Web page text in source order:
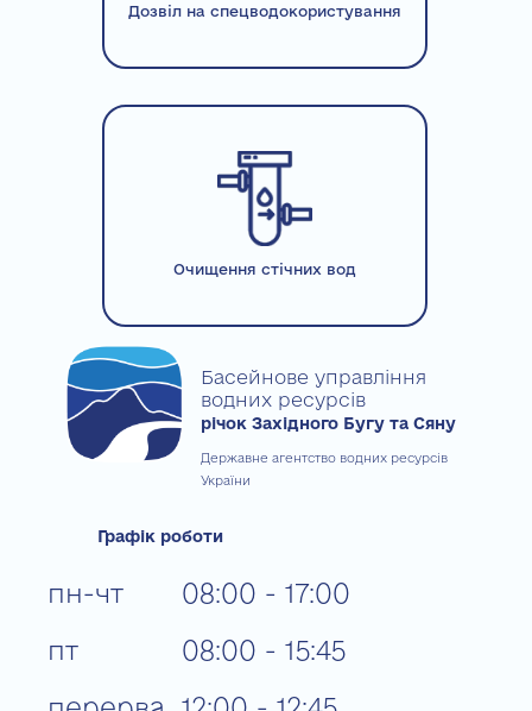
Дозвіл на спецводокористування
Очищення стічних вод
Басейнове управління
водних ресурсів
річок Західного Бугу та Сяну
Державне агентство водних ресурсів
України
Графік роботи
пн-чт
пт
08:00 - 17:00
08:00 - 15:45